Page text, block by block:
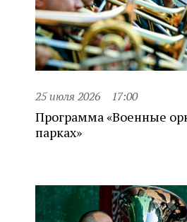
25 июля 2026 17:00
Программа «Военные
парках»